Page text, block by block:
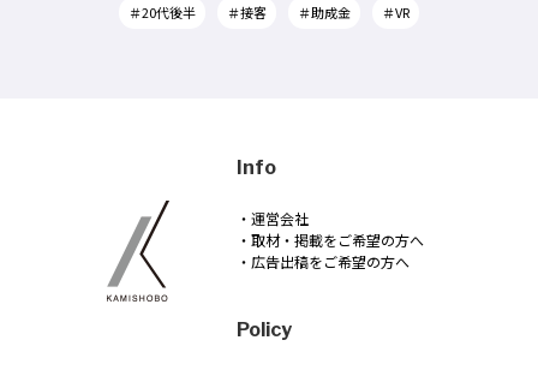
＃20代後半 ＃接客 ＃助成金 ＃VR
Info
・運営会社
・取材・掲載をご希望の方へ
・広告出稿をご希望の方へ
Policy